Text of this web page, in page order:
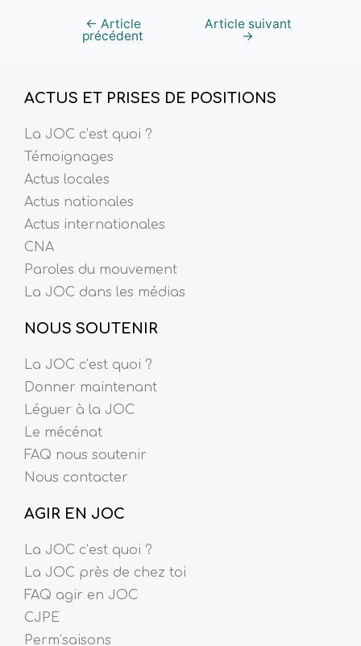
← Article
précédent
Article suivant
→
ACTUS ET PRISES DE POSITIONS
La JOC c’est quoi ?
Témoignages
Actus locales
Actus nationales
Actus internationales
CNA
Paroles du mouvement
La JOC dans les médias
NOUS SOUTENIR
La JOC c’est quoi ?
Donner maintenant
Léguer à la JOC
Le mécénat
FAQ nous soutenir
Nous contacter
AGIR EN JOC
La JOC c’est quoi ?
La JOC près de chez toi
FAQ agir en JOC
CJPE
Perm’saisons